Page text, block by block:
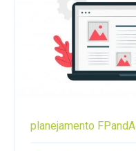
planejamento FPandA